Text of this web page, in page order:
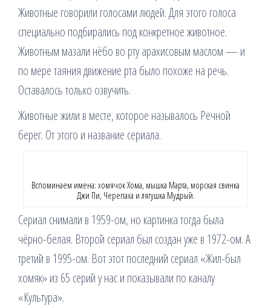
Животные говорили голосами людей. Для этого голоса
специально подбирались под конкретное животное.
Животным мазали нёбо во рту арахисовым маслом — и
по мере таяния движение рта было похоже на речь.
Оставалось только озвучить.
Животные жили в месте, которое называлось Речной
берег. От этого и название сериала.
Вспоминаем имена: хомячок Хома, мышка Марта, морская свинка
Джи Пи, Черепаха и лягушка Мудрый.
Сериал снимали в 1959-ом, но картинка тогда была
чёрно-белая. Второй сериал был создан уже в 1972-ом. А
третий в 1995-ом. Вот этот последний сериал «Жил-был
хомяк» из 65 серий у нас и показывали по каналу
«Культура».